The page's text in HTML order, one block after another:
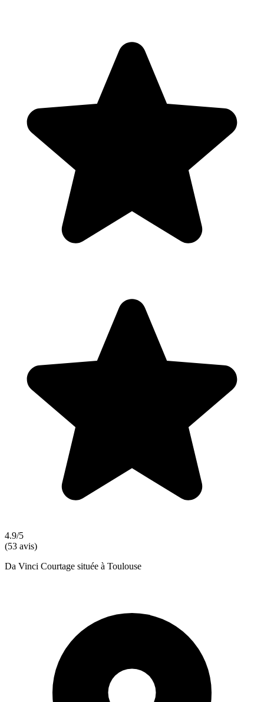
4.9/5
(53 avis)
Da Vinci Courtage située à Toulouse